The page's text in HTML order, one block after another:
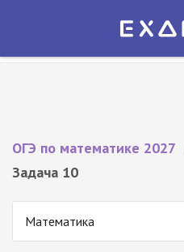
Экзамер — ЕГЭ 2027
ОГЭ по математике 2027
Задача 10
Математика